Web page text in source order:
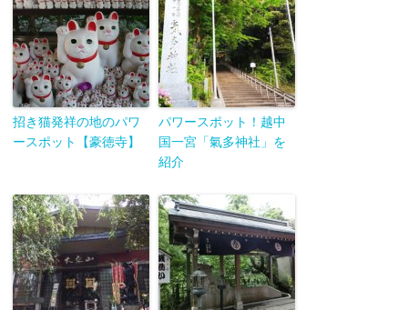
招き猫発祥の地のパワ
ースポット【豪徳寺】
パワースポット！越中
国一宮「氣多神社」を
紹介